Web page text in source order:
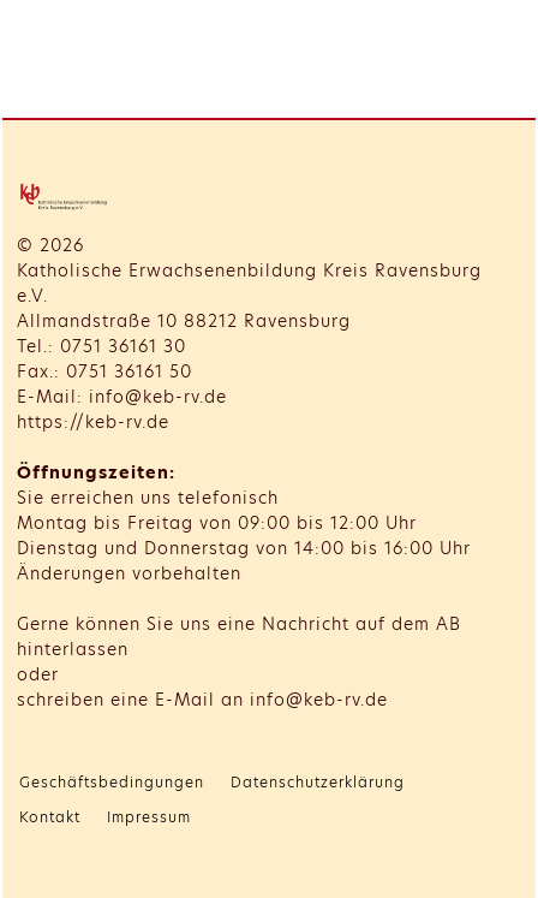
© 2026
Katholische Erwachsenenbildung Kreis Ravensburg
e.V.
Allmandstraße 10 88212 Ravensburg
Tel.: 0751 36161 30
Fax.: 0751 36161 50
E-Mail: info@keb-rv.de
https://keb-rv.de
Öffnungszeiten:
Sie erreichen uns telefonisch
Montag bis Freitag von 09:00 bis 12:00 Uhr
Dienstag und Donnerstag von 14:00 bis 16:00 Uhr
Änderungen vorbehalten
Gerne können Sie uns eine Nachricht auf dem AB
hinterlassen
oder
schreiben eine E-Mail an info@keb-rv.de
Geschäftsbedingungen
Datenschutzerklärung
Kontakt
Impressum